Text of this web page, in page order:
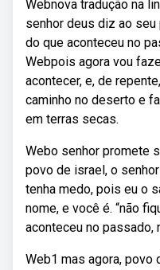
Webnova tradução na
senhor deus diz ao seu
do que aconteceu no
Webpois agora vou
acontecer, e, de
caminho no deserto e
em terras secas.
Webo senhor promete
povo de israel, o
tenha medo, pois eu o
nome, e você é. “não
aconteceu no passado,
Web1 mas agora, povo